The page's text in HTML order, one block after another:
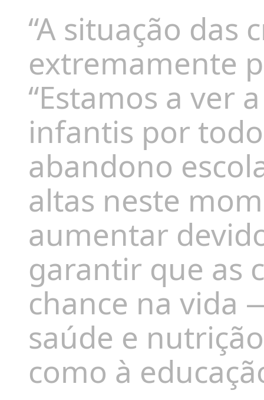
“A situação das
extremamente
“Estamos a ver
infantis por
abandono
altas neste
aumentar
garantir que as
chance na vida
saúde e
como à